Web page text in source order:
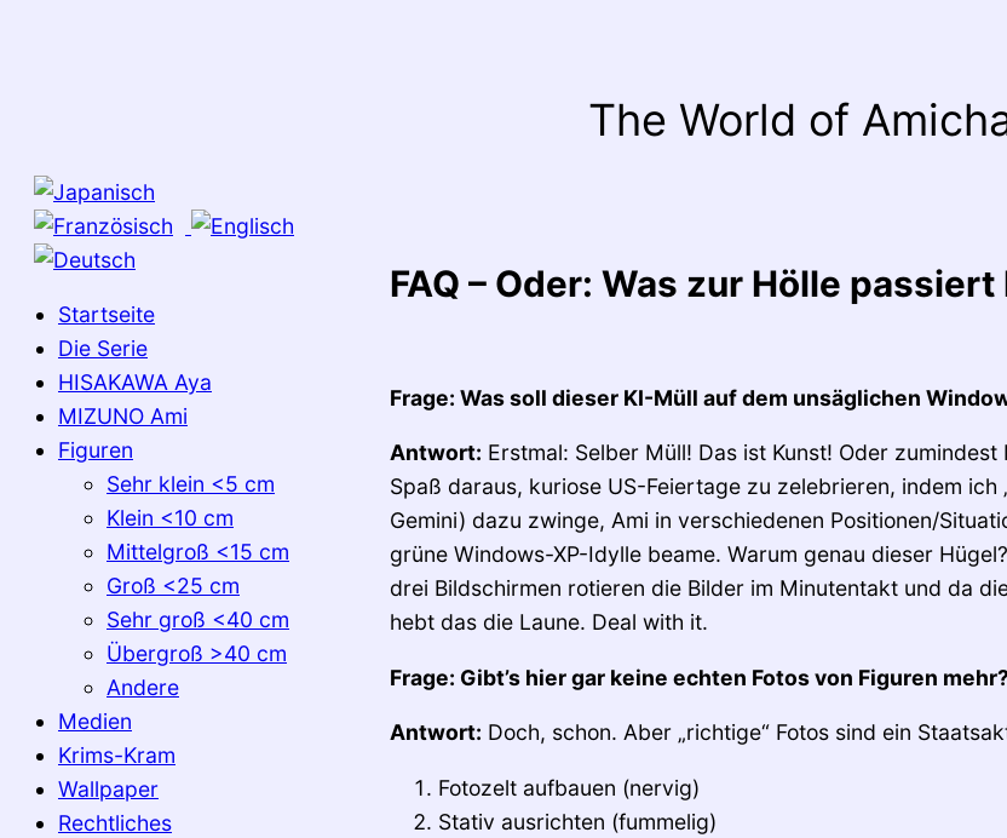
The World of
Startseite
Die Serie
HISAKAWA Aya
MIZUNO Ami
Figuren
Sehr klein <5 cm
Klein <10 cm
Mittelgroß <15 cm
Groß <25 cm
Sehr groß <40 cm
Übergroß >40 cm
Andere
Medien
Krims-Kram
Wallpaper
Rechtliches
FAQ – Oder: Was zur Hölle
Frage: Was soll dieser KI-Müll auf dem unsäglichen
Antwort: Erstmal: Selber Müll! Das ist Kunst! Oder
Spaß daraus, kuriose US-Feiertage zu zelebrieren, indem ich
Gemini) dazu zwinge, Ami in verschiedenen Positionen/
grüne Windows-XP-Idylle beame. Warum genau dieser
drei Bildschirmen rotieren die Bilder im Minutentakt und da
hebt das die Laune. Deal with it.
Frage: Gibt’s hier gar keine echten Fotos von Figuren mehr?
Antwort: Doch, schon. Aber „richtige“ Fotos sind ein
Fotozelt aufbauen (nervig)
Stativ ausrichten (fummelig)